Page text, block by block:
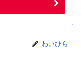
わいひら